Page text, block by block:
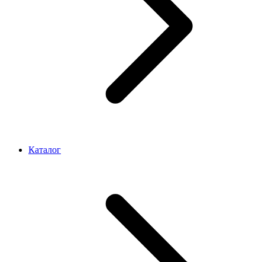
Каталог